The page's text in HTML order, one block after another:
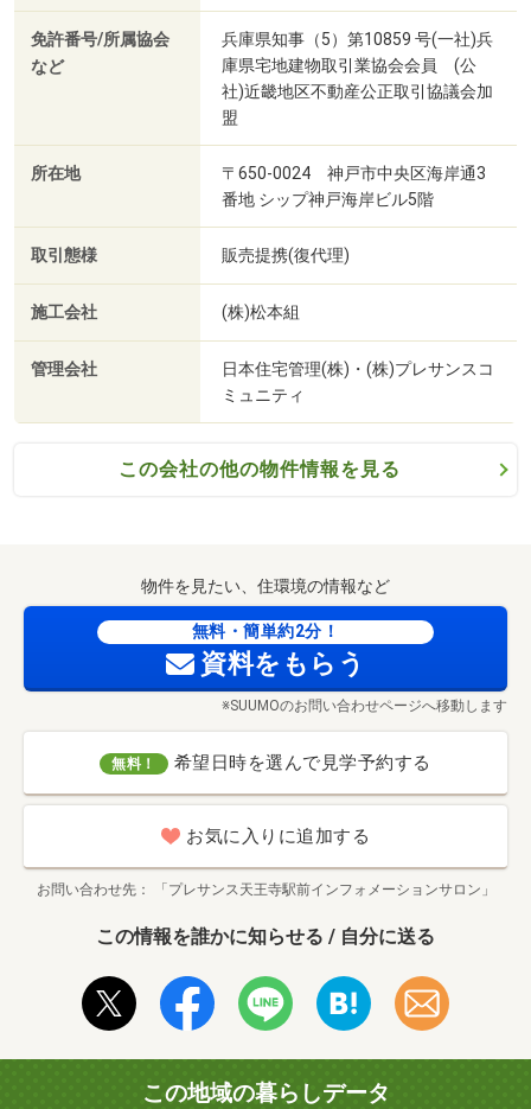
免許番号/所属協会
など
兵庫県知事（5）第10859 号(一社)兵
庫県宅地建物取引業協会会員 (公
社)近畿地区不動産公正取引協議会加
盟
所在地
〒650-0024 神戸市中央区海岸通3
番地 シップ神戸海岸ビル5階
取引態様 販売提携(復代理)
施工会社 (株)松本組
管理会社
日本住宅管理(株)・(株)プレサンスコ
ミュニティ
この会社の他の物件情報を見る
物件を見たい、住環境の情報など
無料・簡単約2分！
資料をもらう
※SUUMOのお問い合わせページへ移動します
無料！ 希望日時を選んで見学予約する
お気に入りに追加する
お問い合わせ先 「プレサンス天王寺駅前インフォメーションサロン」
この情報を誰かに知らせる / 自分に送る
この地域の暮らしデータ